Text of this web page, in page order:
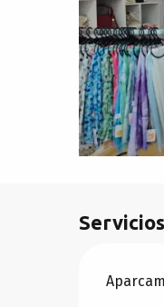
Servicios